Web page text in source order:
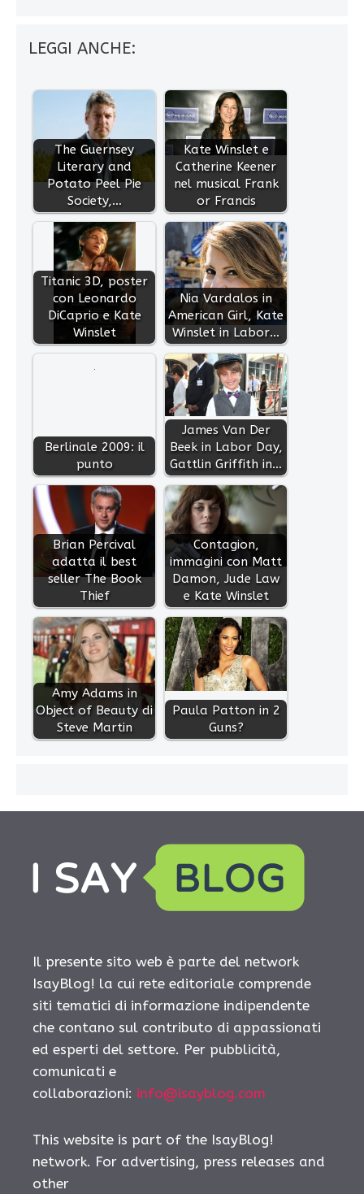
LEGGI ANCHE:
The Guernsey
Literary and
Potato Peel Pie
Society,…
Kate Winslet e
Catherine Keener
nel musical Frank
or Francis
Titanic 3D, poster
con Leonardo
DiCaprio e Kate
Winslet
Nia Vardalos in
American Girl, Kate
Winslet in Labor…
Berlinale 2009: il
punto
James Van Der
Beek in Labor Day,
Gattlin Griffith in…
Brian Percival
adatta il best
seller The Book
Thief
Contagion,
immagini con Matt
Damon, Jude Law
e Kate Winslet
Amy Adams in
Object of Beauty di
Steve Martin
Paula Patton in 2
Guns?
Il presente sito web è parte del network
IsayBlog! la cui rete editoriale comprende
siti tematici di informazione indipendente
che contano sul contributo di appassionati
ed esperti del settore. Per pubblicità,
comunicati e
collaborazioni: info@isayblog.com
This website is part of the IsayBlog!
network. For advertising, press releases and
other